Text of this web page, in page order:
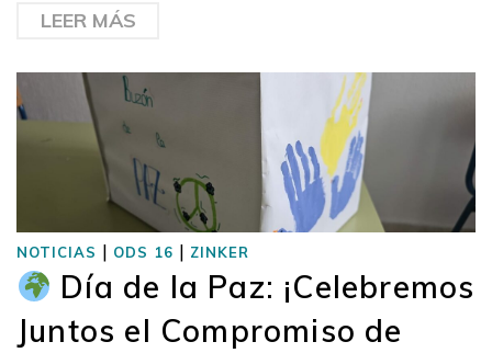
LEER MÁS
NOTICIAS | ODS 16 | ZINKER
Día de la Paz: ¡Celebremos
Juntos el Compromiso de